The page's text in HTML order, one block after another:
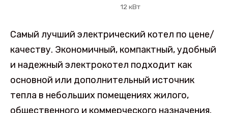
12 кВт
Самый лучший электрический котел по цене/
качеству. Экономичный, компактный, удобный
и надежный электрокотел подходит как
основной или дополнительный источник
тепла в небольших помещениях жилого,
общественного и коммерческого назначения.